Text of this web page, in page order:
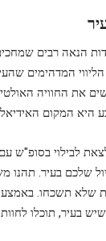
הנאה רבים שמחכים
המדהימים
את החוויה
היא המקום
לבילוי בסופ"ש עם
שלכם בעיר. תהנו
שלא תשכחו.
בעיר, תוכלו